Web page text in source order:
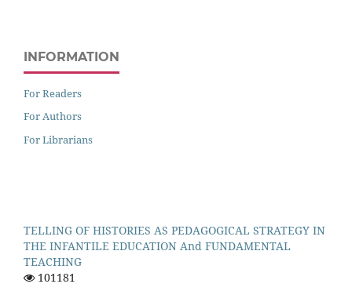
INFORMATION
For Readers
For Authors
For Librarians
TELLING OF HISTORIES AS PEDAGOGICAL STRATEGY IN
THE INFANTILE EDUCATION And FUNDAMENTAL
TEACHING
101181